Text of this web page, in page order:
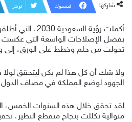
شاركها فيسبوك تويتر
أكملت رؤية
بفضل الإصلاحات الواسعة التي عكست
تحولت من حلم وخطط على الورق، إلى
ولا شك أن كل هذا لم يكن ليتحقق لولا
الجهود لوضع المملكة في مصاف الدول
لقد تحقق خلال هذه السنوات الخمس،
متوالية تكللت بنجاح منقطع النظير،